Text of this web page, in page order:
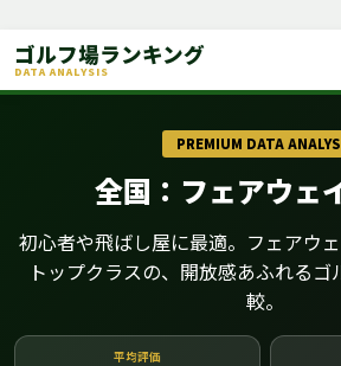
ゴルフ場ランキング
DATA ANALYSIS
PREMIUM DATA
全国：フェアウェ
初心者や飛ばし屋に最適。フェアウ
トップクラスの、開放感あふれる
較。
平均評価